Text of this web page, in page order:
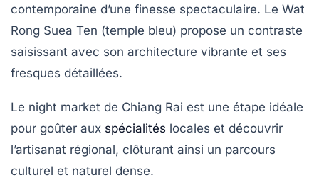
contemporaine d’une finesse spectaculaire. Le Wat
Rong Suea Ten (temple bleu) propose un contraste
saisissant avec son architecture vibrante et ses
fresques détaillées.
Le night market de Chiang Rai est une étape idéale
pour goûter aux spécialités locales et découvrir
l’artisanat régional, clôturant ainsi un parcours
culturel et naturel dense.